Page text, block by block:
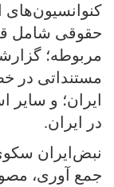
کنوانسیون‌های
حقوقی شامل
مستنداتی در
ایران؛ و
در ایران.
نبض‌ایران
جمع‌ آوری،